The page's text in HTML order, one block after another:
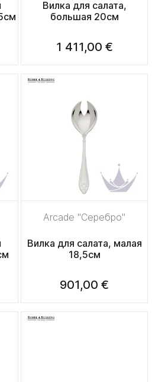
Вилка для салата,
большая 20см
1 411,00 €
Arcade "Серебро"
Вилка для салата, малая
18,5см
901,00 €